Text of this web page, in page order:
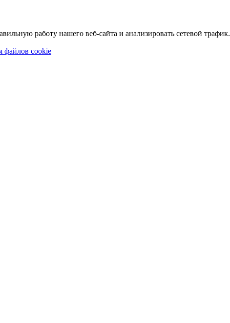
работу нашего веб-сайта и анализировать сетевой трафик.
файлов cookie